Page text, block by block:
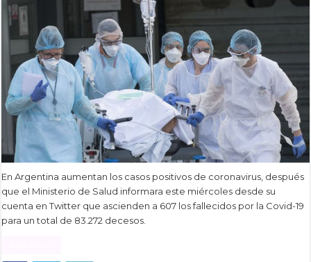
En Argentina aumentan los casos positivos de coronavirus, después
que el Ministerio de Salud informara este miércoles desde su
cuenta en Twitter que ascienden a 607 los fallecidos por la Covid-19
para un total de 83.272 decesos.